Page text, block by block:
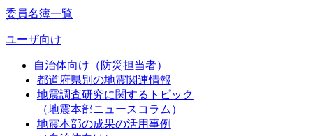
委員名簿一覧
ユーザ向け
自治体向け（防災担当者）
都道府県別の地震関連情報
地震調査研究に関するトピック
（地震本部ニュースコラム）
地震本部の成果の活用事例